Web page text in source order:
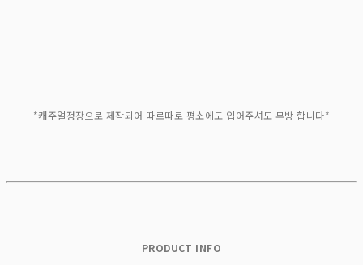
*캐주얼정장으로 제작되어 따로따로 평소에도 입어주셔도 무방 합니다*
PRODUCT INFO